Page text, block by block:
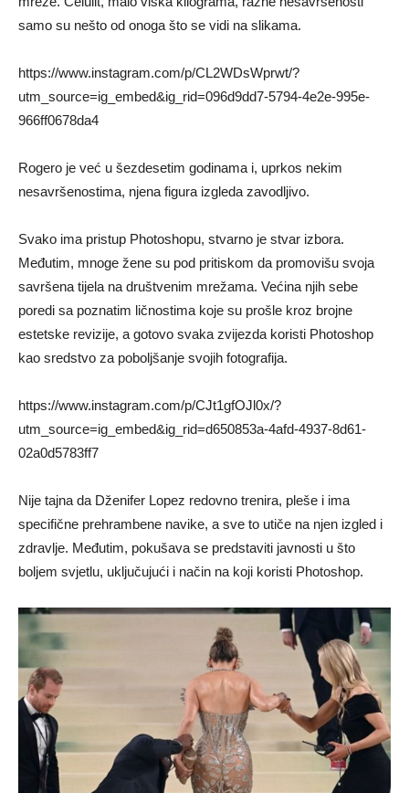
samo su nešto od onoga što se vidi na slikama.
https://www.instagram.com/p/CL2WDsWprwt/?
utm_source=ig_embed&ig_rid=096d9dd7-5794-4e2e-995e-
966ff0678da4
Rogero je već u šezdesetim godinama i, uprkos nekim
nesavršenostima, njena figura izgleda zavodljivo.
Svako ima pristup Photoshopu, stvarno je stvar izbora.
Međutim, mnoge žene su pod pritiskom da promovišu svoja
savršena tijela na društvenim mrežama. Većina njih sebe
poredi sa poznatim ličnostima koje su prošle kroz brojne
estetske revizije, a gotovo svaka zvijezda koristi Photoshop
kao sredstvo za poboljšanje svojih fotografija.
https://www.instagram.com/p/CJt1gfOJl0x/?
utm_source=ig_embed&ig_rid=d650853a-4afd-4937-8d61-
02a0d5783ff7
Nije tajna da Dženifer Lopez redovno trenira, pleše i ima
specifične prehrambene navike, a sve to utiče na njen izgled i
zdravlje. Međutim, pokušava se predstaviti javnosti u što
boljem svjetlu, uključujući i način na koji koristi Photoshop.